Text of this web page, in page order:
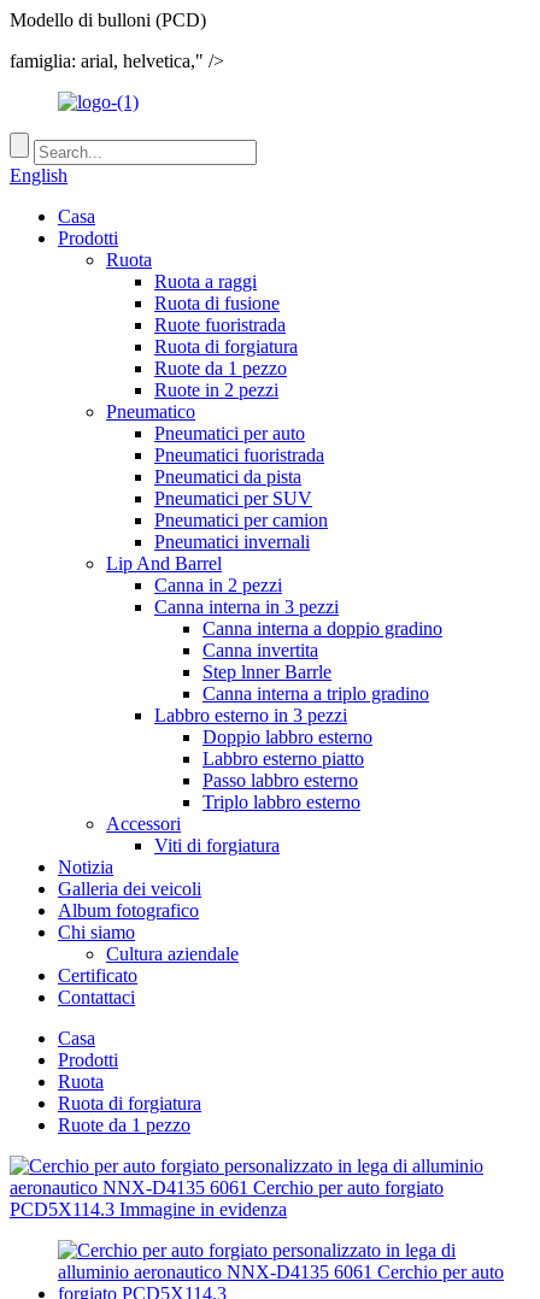
Modello di bulloni (PCD)
famiglia: arial, helvetica," />
English
Casa
Prodotti
Ruota
Ruota a raggi
Ruota di fusione
Ruote fuoristrada
Ruota di forgiatura
Ruote da 1 pezzo
Ruote in 2 pezzi
Pneumatico
Pneumatici per auto
Pneumatici fuoristrada
Pneumatici da pista
Pneumatici per SUV
Pneumatici per camion
Pneumatici invernali
Lip And Barrel
Canna in 2 pezzi
Canna interna in 3 pezzi
Canna interna a doppio gradino
Canna invertita
Step lnner Barrle
Canna interna a triplo gradino
Labbro esterno in 3 pezzi
Doppio labbro esterno
Labbro esterno piatto
Passo labbro esterno
Triplo labbro esterno
Accessori
Viti di forgiatura
Notizia
Galleria dei veicoli
Album fotografico
Chi siamo
Cultura aziendale
Certificato
Contattaci
Casa
Prodotti
Ruota
Ruota di forgiatura
Ruote da 1 pezzo